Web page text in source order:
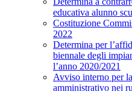
educativa alunno
Costituzione
2022
Determina per
biennale degli
l’anno 2020/2021
Avviso interno per
amministrativo nei